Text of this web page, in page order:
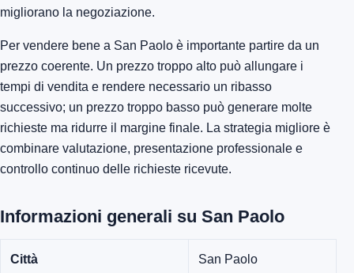
migliorano la negoziazione.
Per vendere bene a San Paolo è importante partire da un
prezzo coerente. Un prezzo troppo alto può allungare i
tempi di vendita e rendere necessario un ribasso
successivo; un prezzo troppo basso può generare molte
richieste ma ridurre il margine finale. La strategia migliore è
combinare valutazione, presentazione professionale e
controllo continuo delle richieste ricevute.
Informazioni generali su San Paolo
Città San Paolo